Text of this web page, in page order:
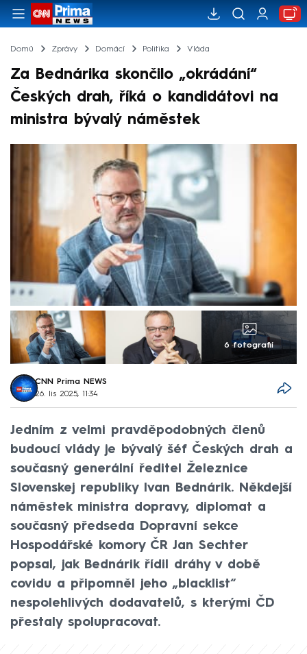
Domů Zprávy Domácí Politika Vláda
Za Bednárika skončilo „okrádání“
Českých drah, říká o kandidátovi na
ministra bývalý náměstek
6 fotografií
CNN Prima NEWS
26. lis 2025, 11:34
Jedním z velmi pravděpodobných členů
budoucí vlády je bývalý šéf Českých drah a
současný generální ředitel Železnice
Slovenskej republiky Ivan Bednárik. Někdejší
náměstek ministra dopravy, diplomat a
současný předseda Dopravní sekce
Hospodářské komory ČR Jan Sechter
popsal, jak Bednárik řídil dráhy v době
covidu a připomněl jeho „blacklist“
nespolehlivých dodavatelů, s kterými ČD
přestaly spolupracovat.